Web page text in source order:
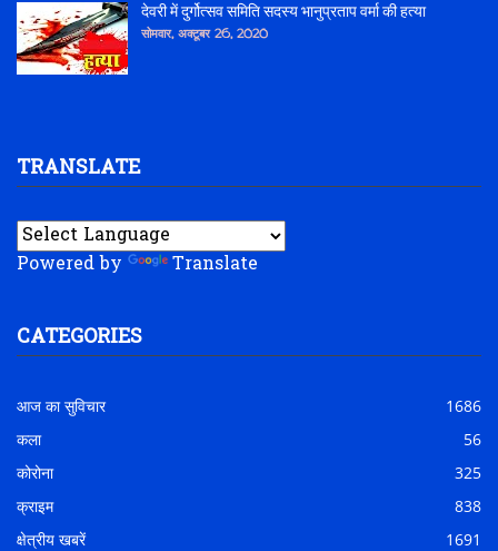
देवरी में दुर्गोत्सव समिति सदस्य भानुप्रताप वर्मा की हत्या
सोमवार, अक्टूबर 26, 2020
TRANSLATE
Powered by Translate
CATEGORIES
आज का सुविचार
1686
कला
56
कोरोना
325
क्राइम
838
क्षेत्रीय खबरें
1691